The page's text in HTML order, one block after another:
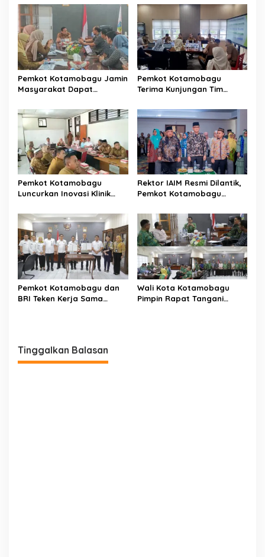
i
p
o
s
Pemkot Kotamobagu Jamin
Masyarakat Dapat
Pemkot Kotamobagu
Terima Kunjungan Tim
Pemkot Kotamobagu
Luncurkan Inovasi Klinik
Rektor IAIM Resmi Dilantik,
Pemkot Kotamobagu
Perguruan Tinggi
Pemkot Kotamobagu dan
BRI Teken Kerja Sama
Wali Kota Kotamobagu
Pimpin Rapat Tangani
Tinggalkan Balasan